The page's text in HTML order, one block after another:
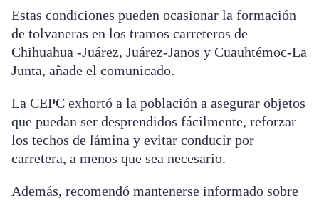
Estas condiciones pueden ocasionar la formación
de tolvaneras en los tramos carreteros de
Chihuahua -Juárez, Juárez-Janos y Cuauhtémoc-La
Junta, añade el comunicado.
La CEPC exhortó a la población a asegurar objetos
que puedan ser desprendidos fácilmente, reforzar
los techos de lámina y evitar conducir por
carretera, a menos que sea necesario.
Además, recomendó mantenerse informado sobre